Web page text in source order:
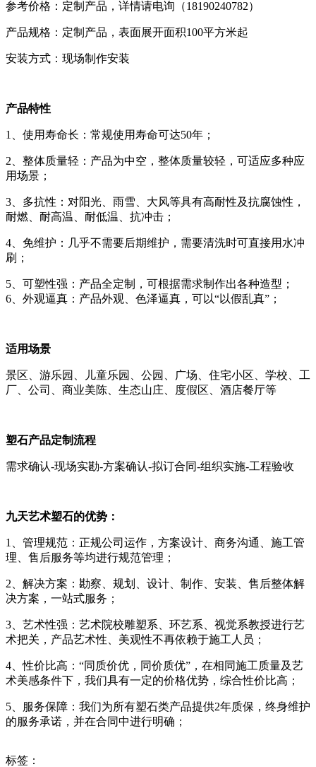
参考价格：定制产品，详情请电询（18190240782）
产品规格：定制产品，表面展开面积100平方米起
安装方式：现场制作安装
产品特性
1、使用寿命长：常规使用寿命可达50年；
2、整体质量轻：产品为中空，整体质量较轻，可适应多种应
用场景；
3、多抗性：对阳光、雨雪、大风等具有高耐性及抗腐蚀性，
耐燃、耐高温、耐低温、抗冲击；
4、免维护：几乎不需要后期维护，需要清洗时可直接用水冲
刷；
5、可塑性强：产品全定制，可根据需求制作出各种造型；
6、外观逼真：产品外观、色泽逼真，可以“以假乱真”；
适用场景
景区、游乐园、儿童乐园、公园、广场、住宅小区、学校、工
厂、公司、商业美陈、生态山庄、度假区、酒店餐厅等
塑石产品定制流程
需求确认-现场实勘-方案确认-拟订合同-组织实施-工程验收
九天艺术塑石的优势：
1、管理规范：正规公司运作，方案设计、商务沟通、施工管
理、售后服务等均进行规范管理；
2、解决方案：勘察、规划、设计、制作、安装、售后整体解
决方案，一站式服务；
3、艺术性强：艺术院校雕塑系、环艺系、视觉系教授进行艺
术把关，产品艺术性、美观性不再依赖于施工人员；
4、性价比高：“同质价优，同价质优”，在相同施工质量及艺
术美感条件下，我们具有一定的价格优势，综合性价比高；
5、服务保障：我们为所有塑石类产品提供2年质保，终身维护
的服务承诺，并在合同中进行明确；
标签：